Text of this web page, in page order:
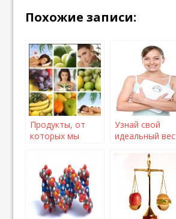
Похожие записи:
Продукты, от
которых мы
Узнай свой
идеальный вес